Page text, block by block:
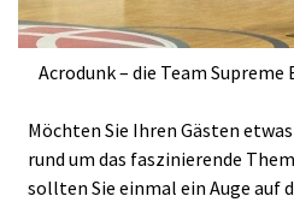
Acrodunk – die Team
Möchten Sie Ihren Gästen
rund um das faszinierende
sollten Sie einmal ein Auge auf